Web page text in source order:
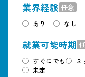
業界経験 任意
あり なし
就業可能時期
すぐにでも ３
未定